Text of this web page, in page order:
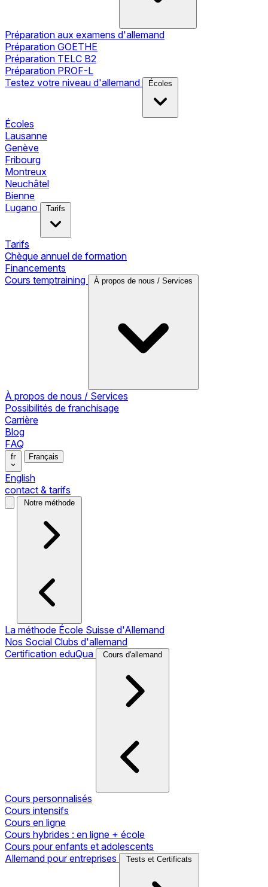
Préparation aux examens d'allemand
Préparation GOETHE
Préparation TELC B2
Préparation PROF-L
Testez votre niveau d'allemand
Écoles
Écoles
Lausanne
Genève
Fribourg
Montreux
Neuchâtel
Bienne
Lugano
Tarifs
Tarifs
Chèque annuel de formation
Financements
Cours temptraining
À propos de nous / Services
À propos de nous / Services
Possibilités de franchisage
Carrière
Blog
FAQ
fr Français
English
contact & tarifs
Notre méthode
La méthode École Suisse d'Allemand
Nos Social Clubs d'allemand
Certification eduQua
Cours d'allemand
Cours personnalisés
Cours intensifs
Cours en ligne
Cours hybrides : en ligne + école
Cours pour enfants et adolescents
Allemand pour entreprises
Tests et Certificats